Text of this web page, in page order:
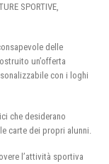
SPORTIVE,
delle
un’offerta
con i loghi
che desiderano
carte dei propri alunni.
l’attività sportiva